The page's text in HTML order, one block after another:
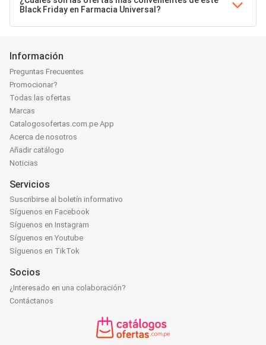
Black Friday en Farmacia Universal?
Información
Preguntas Frecuentes
Promocionar?
Todas las ofertas
Marcas
Catalogosofertas.com.pe App
Acerca de nosotros
Añadir catálogo
Noticias
Servicios
Suscribirse al boletín informativo
Síguenos en Facebook
Síguenos en Instagram
Síguenos en Youtube
Síguenos en TikTok
Socios
¿Interesado en una colaboración?
Contáctanos